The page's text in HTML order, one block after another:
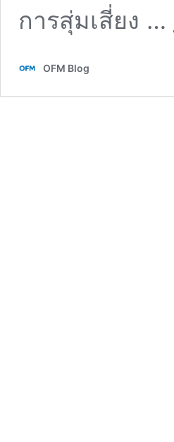
การสุ่มเสี่ยง …
OFM Blog